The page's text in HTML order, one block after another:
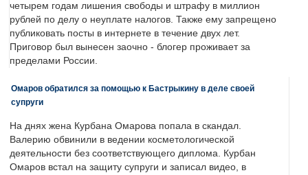
четырем годам лишения свободы и штрафу в миллион
рублей по делу о неуплате налогов. Также ему запрещено
публиковать посты в интернете в течение двух лет.
Приговор был вынесен заочно - блогер проживает за
пределами России.
Омаров обратился за помощью к Бастрыкину в деле своей
супруги
На днях жена Курбана Омарова попала в скандал.
Валерию обвинили в ведении косметологической
деятельности без соответствующего диплома. Курбан
Омаров встал на защиту супруги и записал видео, в